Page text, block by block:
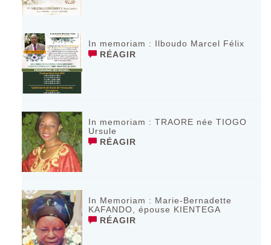
In memoriam : Ilboudo Marcel Félix
RÉAGIR
In memoriam : TRAORE née TIOGO
Ursule
RÉAGIR
In Memoriam : Marie-Bernadette
KAFANDO, épouse KIENTEGA
RÉAGIR